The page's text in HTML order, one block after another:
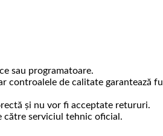
sau programatoare.
controalele de calitate garantează
și nu vor fi acceptate retururi.
către serviciul tehnic oficial.